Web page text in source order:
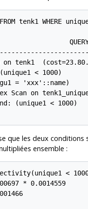
FROM tenk1 WHERE
on tenk1
< 1000)
= 'xxx'::name)
Scan on
(unique1 < 1000)
que les deux
ensemble :
<
* 0.0014559